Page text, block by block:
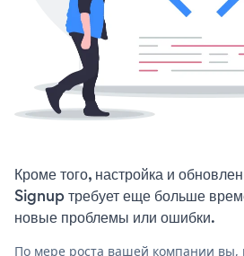
Кроме того, настройка и
Signup требует еще больше
новые проблемы или ошибки.
По мере роста вашей компании вы,